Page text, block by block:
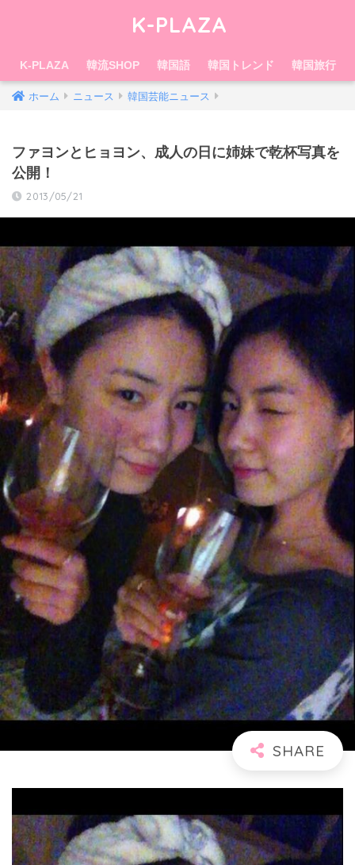
K-PLAZA
K-PLAZA 韓流SHOP 韓国語 韓国トレンド 韓国旅行
ホーム ニュース 韓国芸能ニュース
ファヨンとヒョヨン、成人の日に姉妹で乾杯写真を
公開！
2013/05/21